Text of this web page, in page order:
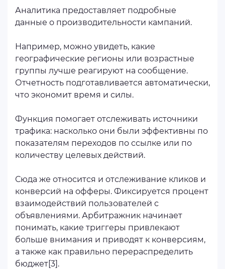
Аналитика предоставляет подробные
данные о производительности кампаний.
Например, можно увидеть, какие
географические регионы или возрастные
группы лучше реагируют на сообщение.
Отчетность подготавливается автоматически,
что экономит время и силы.
Функция помогает отслеживать источники
трафика: насколько они были эффективны по
показателям переходов по ссылке или по
количеству целевых действий.
Сюда же относится и отслеживание кликов и
конверсий на офферы. Фиксируется процент
взаимодействий пользователей с
объявлениями. Арбитражник начинает
понимать, какие триггеры привлекают
больше внимания и приводят к конверсиям,
а также как правильно перераспределить
бюджет[3].